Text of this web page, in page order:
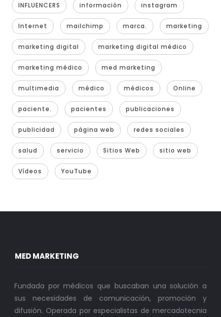
INFLUENCERS información instagram
Internet mailchimp marca. marketing
marketing digital marketing digital médico
marketing médico med marketing
multimedia médico médicos Online
paciente. pacientes publicaciones
publicidad página web redes sociales
salud servicio Sitios Web sitio web
Vídeos YouTube
MED MARKETING
Fundada por médicos que buscaban una solución a
sus necesidades de comunicación, promoción y
difusión. Operada por especialistas de mercadotecnia